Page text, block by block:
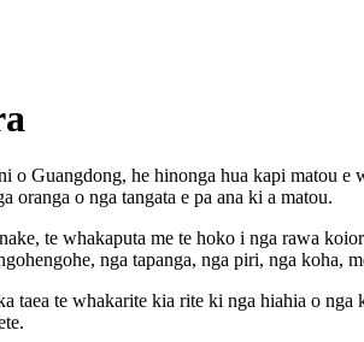
he hinonga hua kapi matou e
o nga tangata e pa ana ki a matou.
te whakaputa me te hoko i nga rawa
nga tapanga, nga piri, nga koha,
te whakarite kia rite ki nga hiahia o